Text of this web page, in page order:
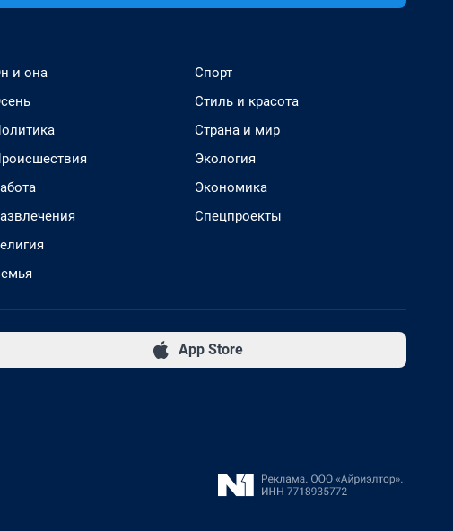
и она
Спорт
Стиль и красота
Страна и мир
Экология
Экономика
Спецпроекты
App Store